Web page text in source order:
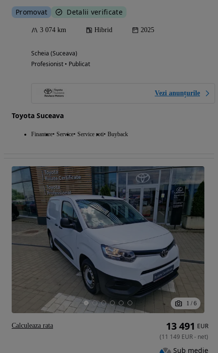
Promovat Detalii verificate
3 074 km Hibrid 2025
Scheia (Suceava)
Profesionist • Publicat
Vezi anunțurile
Toyota Suceava
Finantare Service Service roti Buyback
1 / 6
13 491 EUR
(11 149 EUR- net)
Sub medie
Calculeaza rata